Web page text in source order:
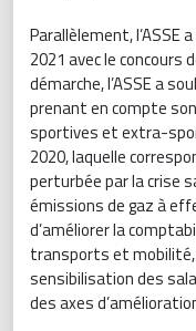
Parallèlement, l’ASSE
2021 avec le concours
démarche, l’ASSE a
prenant en compte
sportives et extra-
2020, laquelle
perturbée par la crise
émissions de gaz à
d’améliorer la
transports et
sensibilisation des
des axes